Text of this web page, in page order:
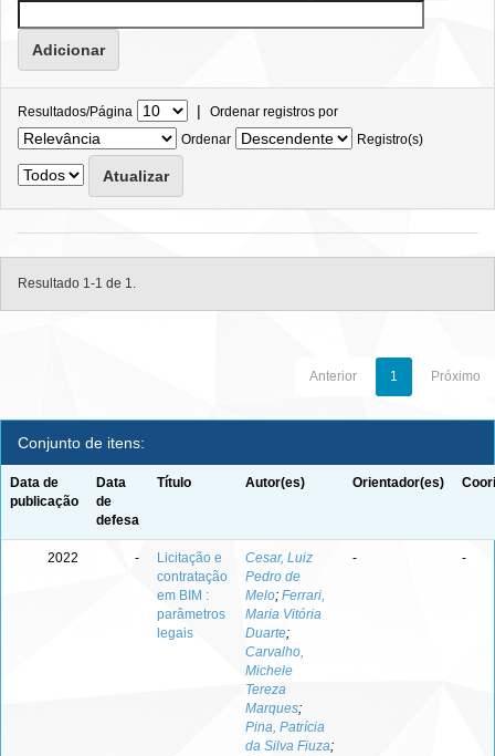
Resultados/Página | Ordenar registros por
Ordenar
Registro(s)
Resultado 1-1 de 1.
Anterior 1 Próximo
Conjunto de itens:
Data de
publicação
Data
de
defesa
Título Autor(es) Orientador(es)
2022 -
Licitação e
contratação
em BIM :
parâmetros
legais
Cesar, Luiz
Pedro de
Melo; Ferrari,
Maria Vitória
Duarte;
Carvalho,
Michele
Tereza
Marques;
Pina, Patrícia
da Silva Fiuza;
- -